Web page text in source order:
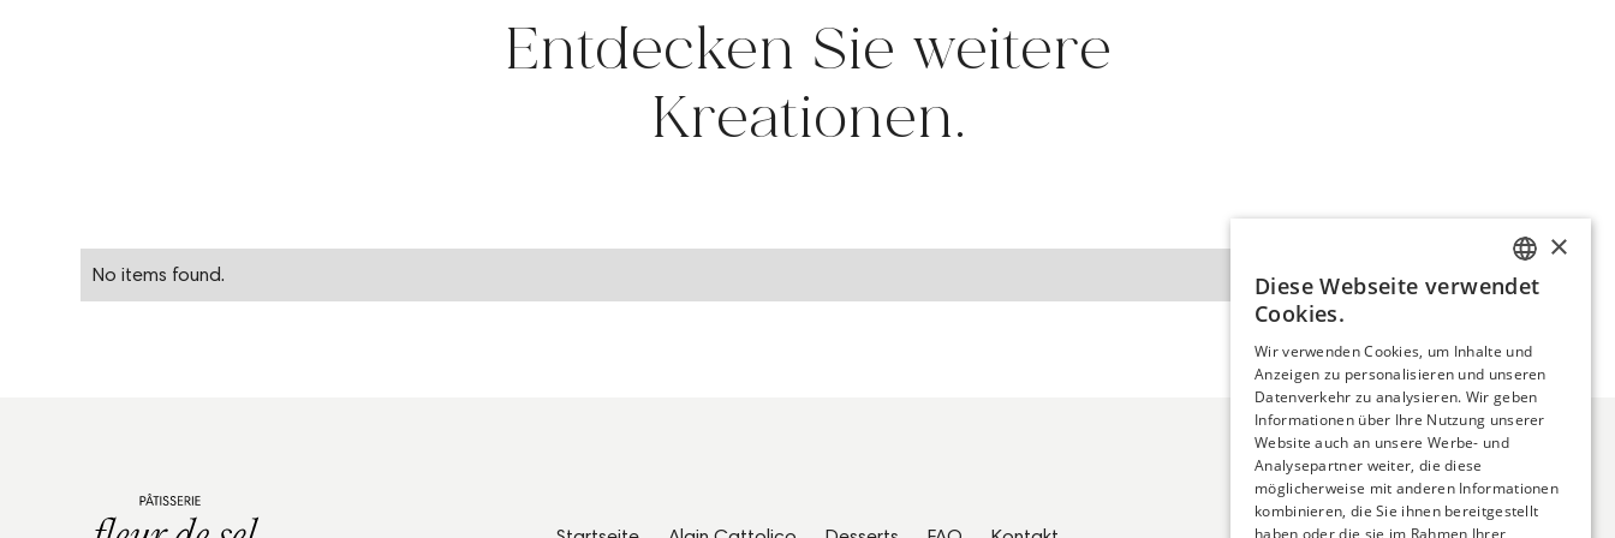
Entdecken Sie weitere
Kreationen.
No items found.
GERMAN
×
Diese Webseite verwendet
Cookies.
Wir verwenden Cookies, um Inhalte und
Anzeigen zu personalisieren und unseren
Datenverkehr zu analysieren. Wir geben
Informationen über Ihre Nutzung unserer
Website auch an unsere Werbe- und
Analysepartner weiter, die diese
möglicherweise mit anderen Informationen
kombinieren, die Sie ihnen bereitgestellt
haben oder die sie im Rahmen Ihrer